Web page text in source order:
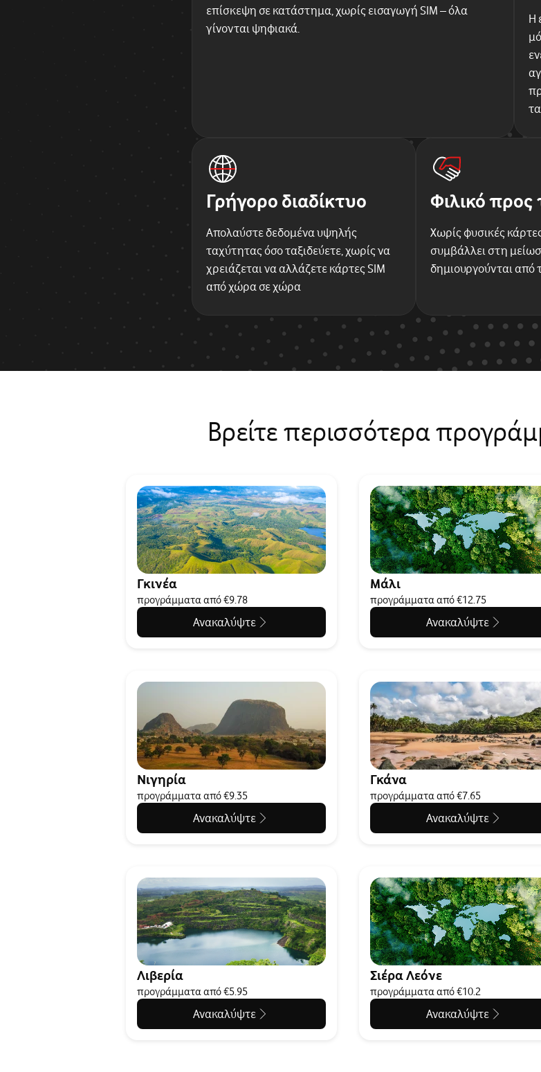
επίσκεψη σε κατάστημα, χωρίς εισαγωγή SIM – όλα
γίνονται ψηφιακά.
Η
Γρήγορο διαδίκτυο
Απολαύστε δεδομένα υψηλής
ταχύτητας όσο ταξιδεύετε, χωρίς να
χρειάζεται να αλλάζετε κάρτες SIM
από χώρα σε χώρα
Φιλικό προς
Χωρίς φυσικές
συμβάλλει στη
δημιουργούνται από
Βρείτε περισσότερα
Γκινέα
προγράμματα από €9.78
Ανακαλύψτε
Μάλι
προγράμματα από €12.75
Ανακαλύψτε
Νιγηρία
προγράμματα από €9.35
Ανακαλύψτε
Γκάνα
προγράμματα από €7.65
Ανακαλύψτε
Λιβερία
προγράμματα από €5.95
Ανακαλύψτε
Σιέρα Λεόνε
προγράμματα από €10.2
Ανακαλύψτε